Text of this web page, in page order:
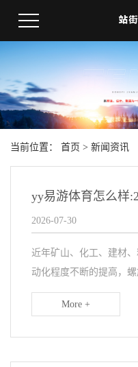
当前位置： 首页 > 新闻资讯
2026-07-30
近年矿山、化工、建材
动化程度不断的提高，
More +